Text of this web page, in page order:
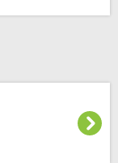
ージョン)